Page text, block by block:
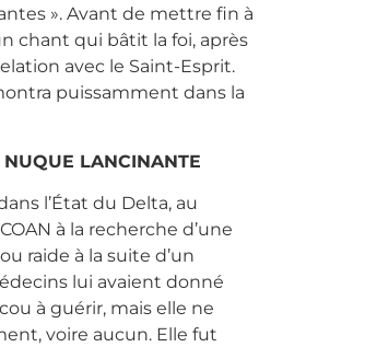
». Avant de mettre fin à
chant qui bâtit la foi, après
avec le Saint-Esprit.
puissamment dans la
LANCINANTE
l’État du Delta, au
à la recherche d’une
raide à la suite d’un
lui avaient donné
à guérir, mais elle ne
voire aucun. Elle fut